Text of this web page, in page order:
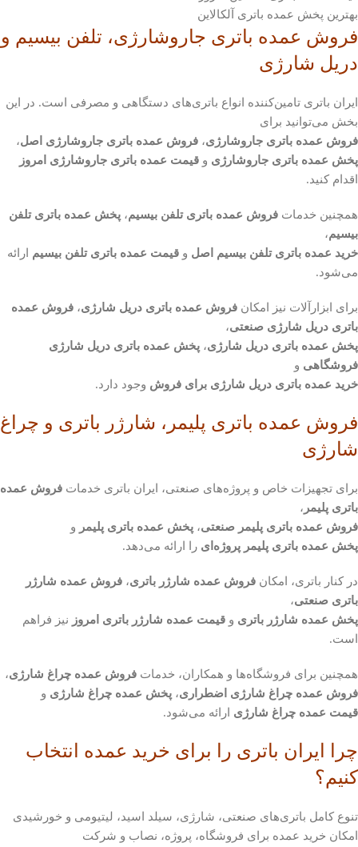
بهترین پخش عمده باتری آلکالاین
فروش عمده باتری جاروشارژی، تلفن بیسیم و
دریل شارژی
ایران باتری تامین‌کننده انواع باتری‌های دستگاهی و مصرفی است. در این
بخش می‌توانید برای
فروش عمده باتری جاروشارژی، فروش عمده باتری جاروشارژی اصل،
پخش عمده باتری جاروشارژی و قیمت عمده باتری جاروشارژی امروز
اقدام کنید.
همچنین خدمات فروش عمده باتری تلفن بیسیم، پخش عمده باتری تلفن
بیسیم،
خرید عمده باتری تلفن بیسیم اصل و قیمت عمده باتری تلفن بیسیم ارائه
می‌شود.
برای ابزارآلات نیز امکان فروش عمده باتری دریل شارژی، فروش عمده
باتری دریل شارژی صنعتی،
پخش عمده باتری دریل شارژی، پخش عمده باتری دریل شارژی
فروشگاهی و
خرید عمده باتری دریل شارژی برای فروش وجود دارد.
فروش عمده باتری پلیمر، شارژر باتری و چراغ
شارژی
برای تجهیزات خاص و پروژه‌های صنعتی، ایران باتری خدمات فروش عمده
باتری پلیمر ،
فروش عمده باتری پلیمر صنعتی، پخش عمده باتری پلیمر و
پخش عمده باتری پلیمر پروژه‌ای را ارائه می‌دهد.
در کنار باتری، امکان فروش عمده شارژر باتری، فروش عمده شارژر
باتری صنعتی،
پخش عمده شارژر باتری و قیمت عمده شارژر باتری امروز نیز فراهم
است.
همچنین برای فروشگاه‌ها و همکاران، خدمات فروش عمده چراغ شارژی،
فروش عمده چراغ شارژی اضطراری، پخش عمده چراغ شارژی و
قیمت عمده چراغ شارژی ارائه می‌شود.
چرا ایران باتری را برای خرید عمده انتخاب
کنیم؟
تنوع کامل باتری‌های صنعتی، شارژی، سیلد اسید، لیتیومی و خورشیدی
امکان خرید عمده برای فروشگاه، پروژه، نصاب و شرکت